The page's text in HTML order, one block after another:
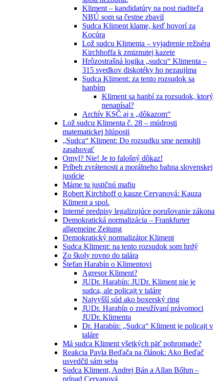
Kliment – kandidatúry na post riaditeľa
NBÚ som sa čestne zbavil
Sudca Kliment klame, keď hovorí za
Kocúra
Lož sudcu Klimenta – vyjadrenie režiséra
Kirchhoffa k zmiznutej kazete
Hrôzostrašná logika „sudcu“ Klimenta –
315 svedkov diskotéky ho nezaujíma
Sudca Kliment: za tento rozsudok sa
hanbím
Kliment sa hanbí za rozsudok, ktorý
nenapísal?
Archív KSČ aj s „dôkazom“
Lož sudcu Klimenta č. 28 – múdrosti
matematickej hlúposti
„Sudca“ Kliment: Do rozsudku sme nemohli
zasahovať
Omyl? Nie! Je to falošný dôkaz!
Príbeh zvrátenosti a morálneho bahna slovenskej
justície
Máme tu justičnú mafiu
Robert Kirchhoff o kauze Cervanová: Kauza
Kliment a spol.
Interné predpisy legalizujúce porušovanie zákona
Demokratická normalizácia – Frankfurter
allgemeine Zeitung
Demokratický normalizátor Kliment
Sudca Kliment: na tento rozsudok som hrdý
Zo školy rovno do talára
Štefan Harabín o Klimentovi
Agresor Kliment?
JUDr. Harabín: JUDr. Kliment nie je
sudca, ale policajt v taláre
Najvyšší súd ako boxerský ring
JUDr. Harabín o zneužívaní právomoci
JUDr. Klimenta
Dr. Harabín: „Sudca“ Kliment je policajt v
taláre
Má sudca Kliment všetkých päť pohromade?
Reakcia Pavla Beďača na článok: Ako Beďač
usvedčil sám seba
Sudca Kliment, Andrej Bán a Allan Bőhm –
prípad Cervanová